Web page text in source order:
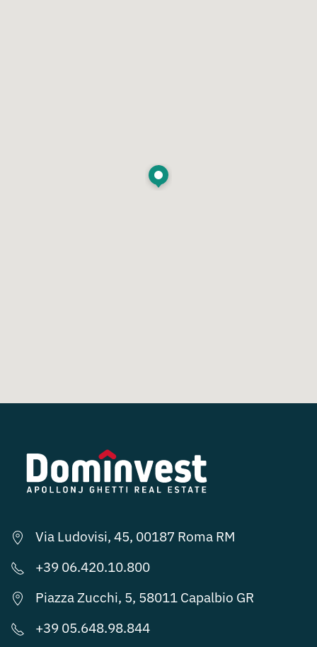
Via Ludovisi, 45, 00187 Roma RM
+39 06.420.10.800
Piazza Zucchi, 5, 58011 Capalbio GR
+39 05.648.98.844